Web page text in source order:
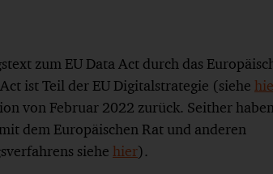
zum EU Data Act durch das
ist Teil der EU Digitalstrategie (siehe
von Februar 2022 zurück. Seither haben
dem Europäischen Rat und anderen
siehe hier).